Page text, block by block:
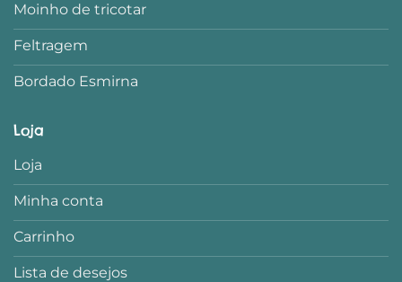
Moinho de tricotar
Feltragem
Bordado Esmirna
Loja
Loja
Minha conta
Carrinho
Lista de desejos